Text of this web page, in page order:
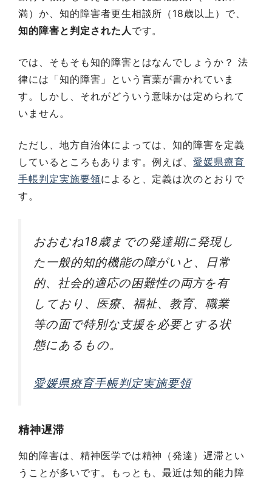
満）か、知的障害者更生相談所（18歳以上）で、
知的障害と判定された人です。
では、そもそも知的障害とはなんでしょうか？ 法
律には「知的障害」という言葉が書かれていま
す。しかし、それがどういう意味かは定められて
いません。
ただし、地方自治体によっては、知的障害を定義
しているところもあります。例えば、愛媛県療育
手帳判定実施要領によると、定義は次のとおりで
す。
おおむね18歳までの発達期に発現し
た一般的知的機能の障がいと、日常
的、社会的適応の困難性の両方を有
しており、医療、福祉、教育、職業
等の面で特別な支援を必要とする状
態にあるもの。
愛媛県療育手帳判定実施要領
精神遅滞
知的障害は、精神医学では精神（発達）遅滞とい
うことが多いです。もっとも、最近は知的能力障